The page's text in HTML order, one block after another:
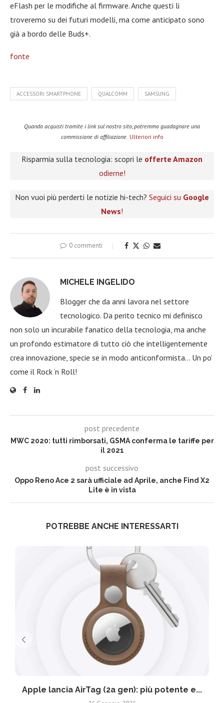
eFlash per le modifiche al firmware. Anche questi li
troveremo su dei futuri modelli, ma come anticipato sono
già a bordo delle Buds+.
fonte
ACCESSORI SMARTPHONE QUALCOMM SAMSUNG
Quando acquisti tramite i link sul nostro sito, potremmo guadagnare una
commissione di affiliazione. Ulteriori info
Risparmia sulla tecnologia: scopri le offerte Amazon
odierne!
Non vuoi più perderti le notizie hi-tech? Seguici su Google
News!
0 commenti
MICHELE INGELIDO
Blogger che da anni lavora nel settore
tecnologico. Da perito tecnico mi definisco
non solo un incurabile fanatico della tecnologia, ma anche
un profondo estimatore di tutto ciò che intelligentemente
crea innovazione, specie se in modo anticonformista… Un po’
come il Rock ‘n Roll!
post precedente
MWC 2020: tutti rimborsati, GSMA conferma le tariffe per
il 2021
post successivo
Oppo Reno Ace 2 sarà ufficiale ad Aprile, anche Find X2
Lite è in vista
POTREBBE ANCHE INTERESSARTI
Apple lancia AirTag (2a gen): più potente e...